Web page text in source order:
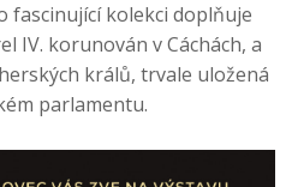
fascinující kolekci doplňuje
IV. korunován v Cáchách, a
králů, trvale uložená
parlamentu.